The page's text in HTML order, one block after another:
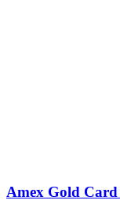
Amex Gold Card